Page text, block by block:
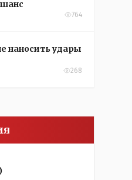
764
наносить удары
268